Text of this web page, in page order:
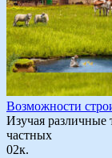
Возможности
Изучая различные
частных
02к.